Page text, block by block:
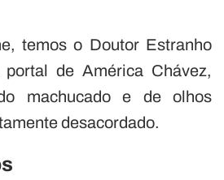
temos o Doutor Estranho
de América Chávez,
machucado e de olhos
desacordado.